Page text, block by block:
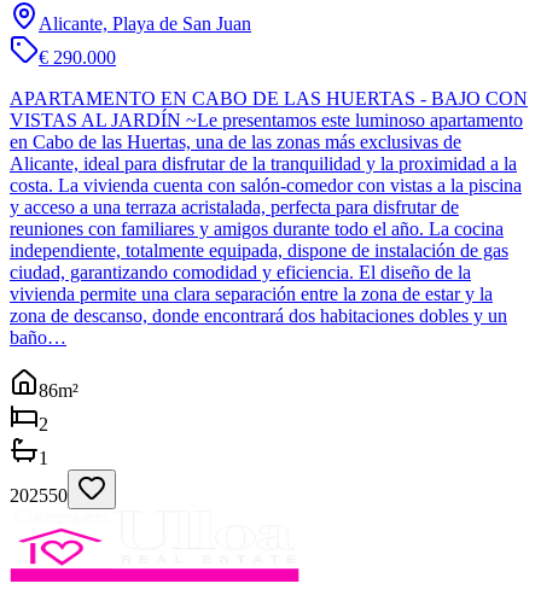
Alicante, Playa de San Juan
€ 290.000
APARTAMENTO EN CABO DE LAS HUERTAS - BAJO CON
VISTAS AL JARDÍN ~Le presentamos este luminoso apartamento
en Cabo de las Huertas, una de las zonas más exclusivas de
Alicante, ideal para disfrutar de la tranquilidad y la proximidad a la
costa. La vivienda cuenta con salón-comedor con vistas a la piscina
y acceso a una terraza acristalada, perfecta para disfrutar de
reuniones con familiares y amigos durante todo el año. La cocina
independiente, totalmente equipada, dispone de instalación de gas
ciudad, garantizando comodidad y eficiencia. El diseño de la
vivienda permite una clara separación entre la zona de estar y la
zona de descanso, donde encontrará dos habitaciones dobles y un
baño…
86m²
2
1
202550